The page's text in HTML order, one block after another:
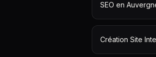
SEO en
Création Site